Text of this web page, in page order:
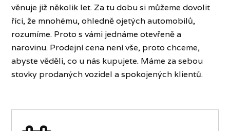
věnuje již několik let. Za tu dobu si můžeme dovolit
říci, že mnohému, ohledně ojetých automobilů,
rozumíme. Proto s vámi jednáme otevřeně a
narovinu. Prodejní cena není vše, proto chceme,
abyste věděli, co u nás kupujete. Máme za sebou
stovky prodaných vozidel a spokojených klientů.